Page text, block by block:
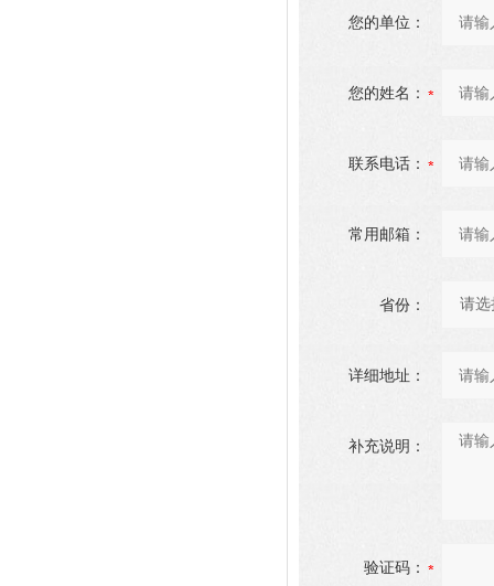
您的单位：
您的姓名：
联系电话：
常用邮箱：
省份：
详细地址：
补充说明：
验证码：